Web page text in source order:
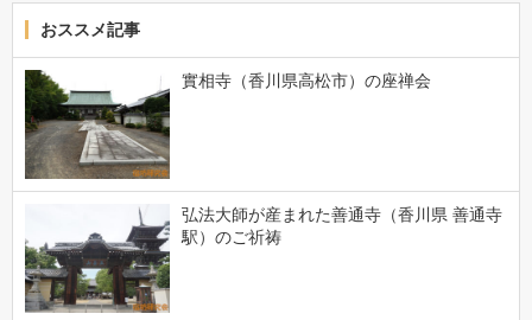
おススメ記事
實相寺（香川県高松市）の座禅会
弘法大師が産まれた善通寺（香川県 善通寺
駅）のご祈祷